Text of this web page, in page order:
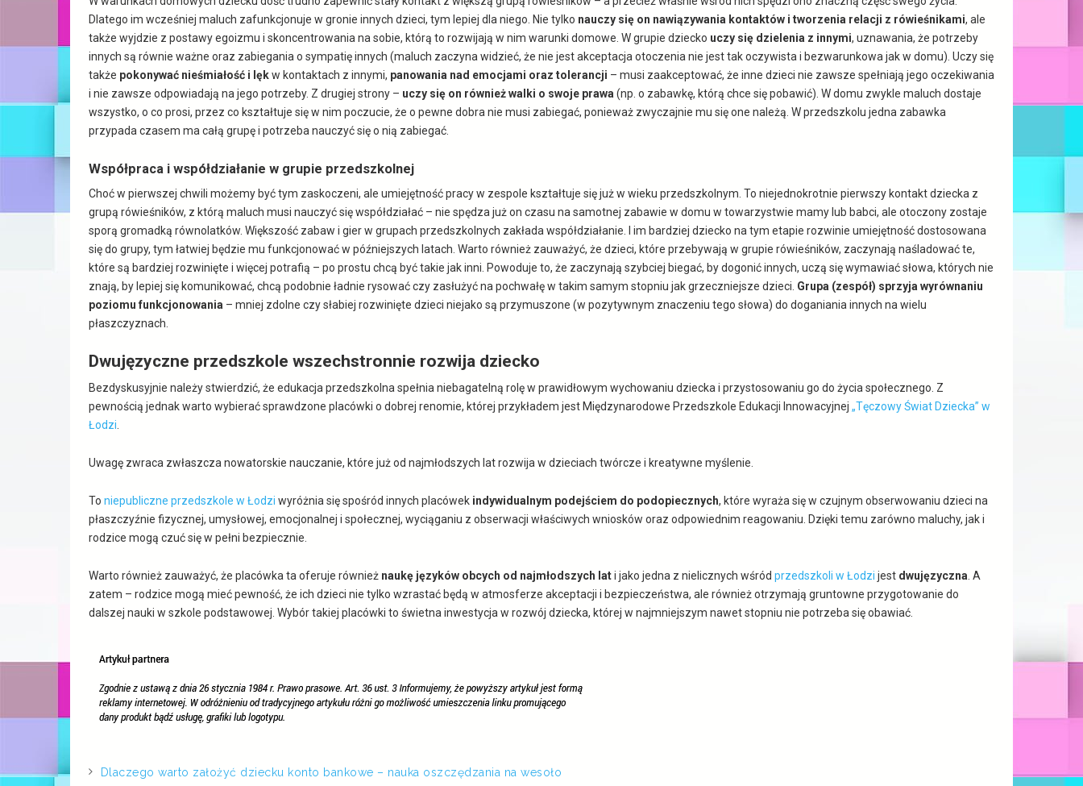
Dlatego im wcześniej maluch zafunkcjonuje w gronie innych dzieci, tym lepiej dla niego. Nie tylko nauczy się on nawiązywania kontaktów i tworzenia relacji z rówieśnikami, ale
także wyjdzie z postawy egoizmu i skoncentrowania na sobie, którą to rozwijają w nim warunki domowe. W grupie dziecko uczy się dzielenia z innymi, uznawania, że potrzeby
innych są równie ważne oraz zabiegania o sympatię innych (maluch zaczyna widzieć, że nie jest akceptacja otoczenia nie jest tak oczywista i bezwarunkowa jak w domu). Uczy się
także pokonywać nieśmiałość i lękw kontaktach z innymi, panowania nad emocjami oraz tolerancji – musi zaakceptować, że inne dzieci nie zawsze spełniają jego oczekiwania
i nie zawsze odpowiadają na jego potrzeby. Z drugiej strony – uczy się on również walki o swoje prawa (np. o zabawkę, którą chce się pobawić). W domu zwykle maluch dostaje
wszystko, o co prosi, przez co kształtuje się w nim poczucie, że o pewne dobra nie musi zabiegać, ponieważ zwyczajnie mu się one należą. W przedszkolu jedna zabawka
przypada czasem ma całą grupę i potrzeba nauczyć się o nią zabiegać.
Współpraca i współdziałanie w grupie przedszkolnej
Choć w pierwszej chwili możemy być tym zaskoczeni, ale umiejętność pracy w zespole kształtuje się już w wieku przedszkolnym. To niejednokrotnie pierwszy kontakt dziecka z
grupą rówieśników, z którą maluch musi nauczyć się współdziałać – nie spędza już on czasu na samotnej zabawie w domu w towarzystwie mamy lub babci, ale otoczony zostaje
sporą gromadką równolatków. Większość zabaw i gier w grupach przedszkolnych zakłada współdziałanie. I im bardziej dziecko na tym etapie rozwinie umiejętność dostosowana
się do grupy, tym łatwiej będzie mu funkcjonować w późniejszych latach. Warto również zauważyć, że dzieci, które przebywają w grupie rówieśników, zaczynają naśladować te,
które są bardziej rozwinięte i więcej potrafią – po prostu chcą być takie jak inni. Powoduje to, że zaczynają szybciej biegać, by dogonić innych, uczą się wymawiać słowa, których nie
znają, by lepiej się komunikować, chcą podobnie ładnie rysować czy zasłużyć na pochwałę w takim samym stopniu jak grzeczniejsze dzieci. Grupa (zespół) sprzyja wyrównaniu
poziomu funkcjonowania – mniej zdolne czy słabiej rozwinięte dzieci niejako są przymuszone (w pozytywnym znaczeniu tego słowa) do doganiania innych na wielu
płaszczyznach.
Dwujęzyczne przedszkole wszechstronnie rozwija dziecko
Bezdyskusyjnie należy stwierdzić, że edukacja przedszkolna spełnia niebagatelną rolę w prawidłowym wychowaniu dziecka i przystosowaniu go do życia społecznego. Z
pewnością jednak warto wybierać sprawdzone placówki o dobrej renomie, której przykładem jest Międzynarodowe Przedszkole Edukacji Innowacyjnej „Tęczowy Świat Dziecka” w
Łodzi.
Uwagę zwraca zwłaszcza nowatorskie nauczanie, które już od najmłodszych lat rozwija w dzieciach twórcze i kreatywne myślenie.
To niepubliczne przedszkole w Łodzi wyróżnia się spośród innych placówekindywidualnym podejściem do podopiecznych, które wyraża się w czujnym obserwowaniu dzieci na
płaszczyźnie fizycznej, umysłowej, emocjonalnej i społecznej, wyciąganiu z obserwacji właściwych wniosków oraz odpowiednim reagowaniu. Dzięki temu zarówno maluchy, jak i
rodzice mogą czuć się w pełni bezpiecznie.
Warto również zauważyć, że placówka ta oferuje również naukę języków obcych od najmłodszych lati jako jedna z nielicznych wśród przedszkoli w Łodzi jest dwujęzyczna . A
zatem – rodzice mogą mieć pewność, że ich dzieci nie tylko wzrastać będą w atmosferze akceptacji i bezpieczeństwa, ale również otrzymają gruntowne przygotowanie do
dalszej nauki w szkole podstawowej. Wybór takiej placówki to świetna inwestycja w rozwój dziecka, której w najmniejszym nawet stopniu nie potrzeba się obawiać.
Dlaczego warto założyć dziecku konto bankowe – nauka oszczędzania na wesoło